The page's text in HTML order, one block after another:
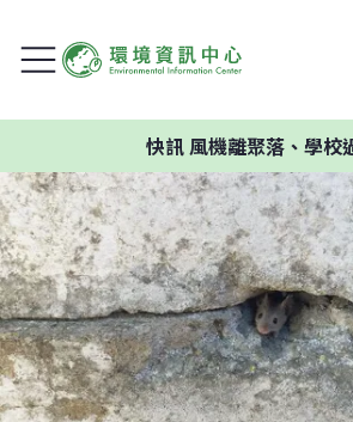
風機離聚落、學校過近